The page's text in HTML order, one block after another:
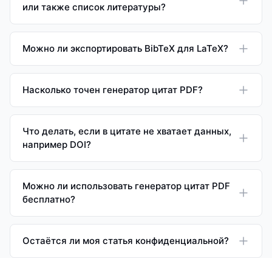
или также список литературы?
Можно ли экспортировать BibTeX для LaTeX?
Насколько точен генератор цитат PDF?
Что делать, если в цитате не хватает данных,
например DOI?
Можно ли использовать генератор цитат PDF
бесплатно?
Остаётся ли моя статья конфиденциальной?